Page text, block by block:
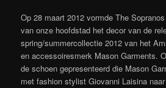
Op 28 maart 2012 vormde The
van onze hoofdstad het decor van de
spring/summercollectie 2012 van het
en accessoiresmerk Mason Garments.
de schoen gepresenteerd die Mason
met fashion stylist Giovanni Laisina